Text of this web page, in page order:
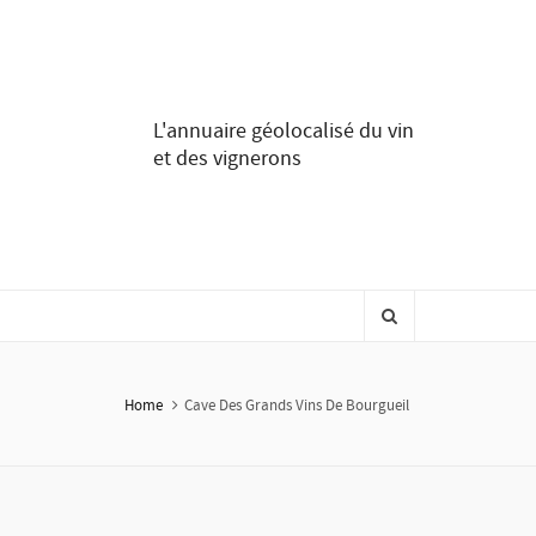
L'annuaire géolocalisé du vin
et des vignerons
Home Cave Des Grands Vins De Bourgueil